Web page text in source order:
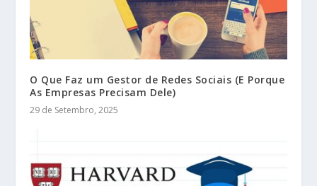
O Que Faz um Gestor de Redes Sociais (E Porque
As Empresas Precisam Dele)
29 de Setembro, 2025